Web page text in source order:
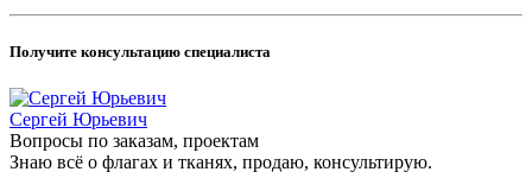
Получите консультацию специалиста
Сергей Юрьевич
Вопросы по заказам, проектам
Знаю всё о флагах и тканях, продаю, консультирую.